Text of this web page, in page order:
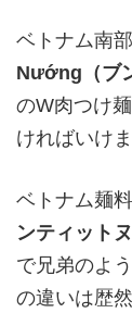
ベトナム南
Nướng（ブ
のW肉つけ麺
ければいけま
ベトナム麺
ンティットヌ
で兄弟のよ
の違いは歴然